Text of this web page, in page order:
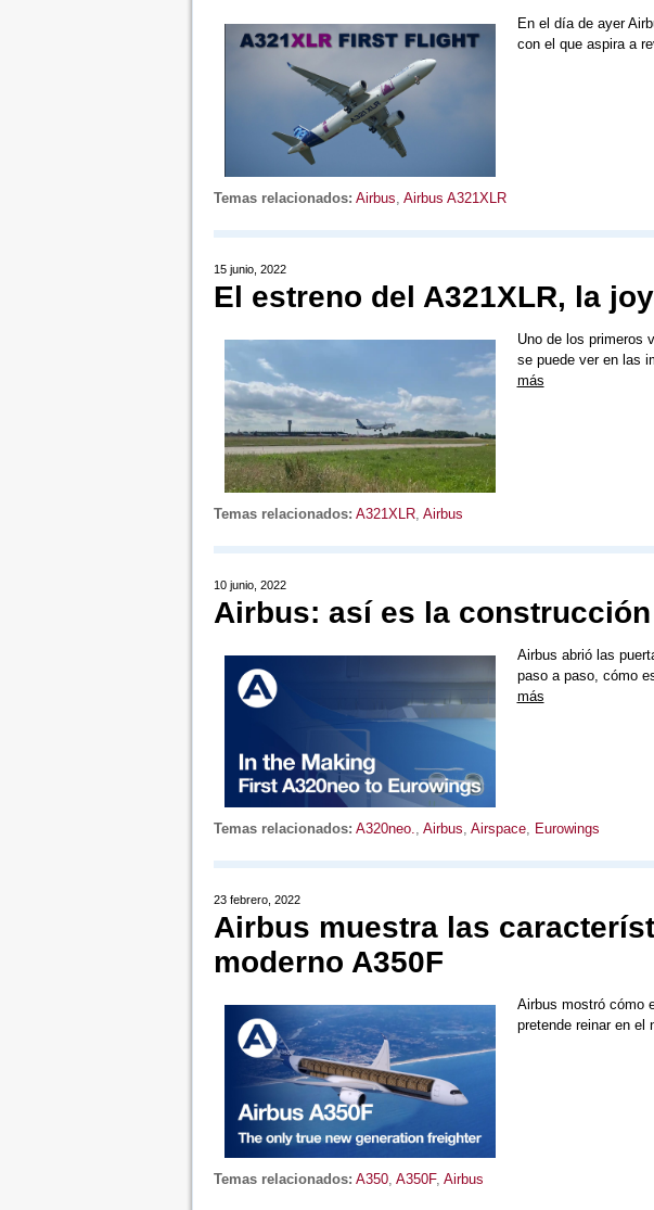
En el día de ayer
con el que aspira a
Temas relacionados: Airbus Airbus A321XLR
15 junio, 2022
El estreno del A321XLR, la
Uno de los primeros
se puede ver en las
más
Temas relacionados: A321XLR, Airbus
10 junio, 2022
Airbus: así es la construcción
Airbus abrió las
paso a paso, cómo
más
Temas relacionados: A320neo., Airbus, Airspace, Eurowings
23 febrero, 2022
Airbus muestra las
moderno A350F
Airbus mostró cómo
pretende reinar en el
Temas relacionados: A350, A350F, Airbus